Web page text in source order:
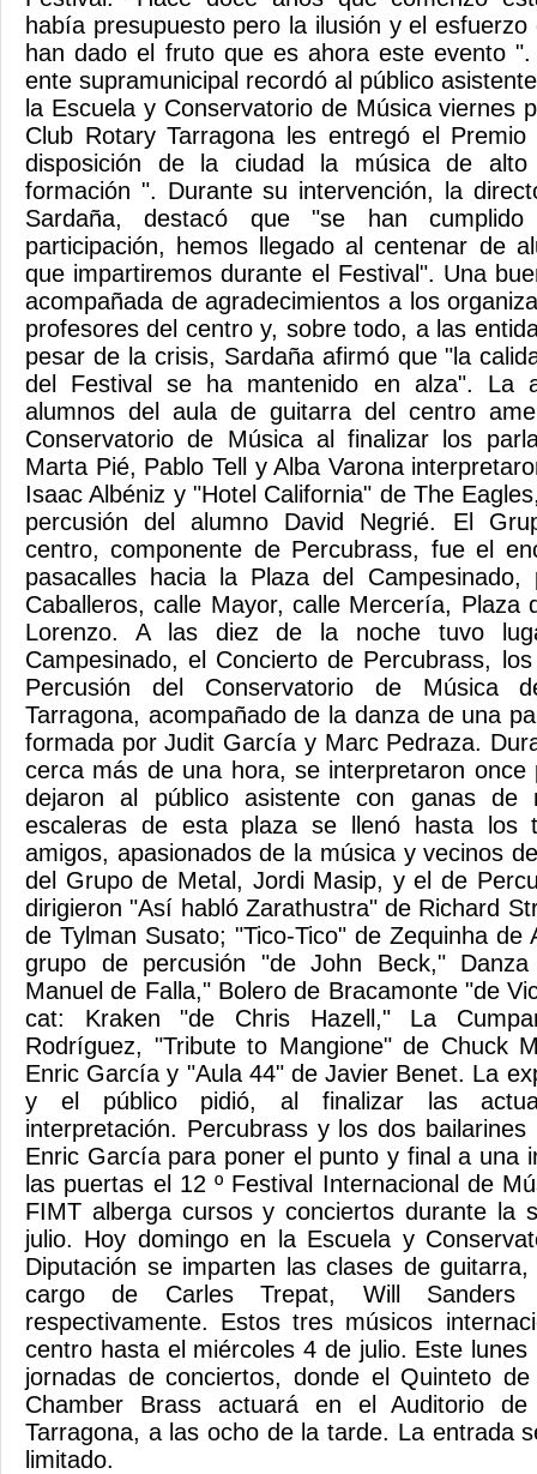
había presupuesto pero la ilusión y el
han dado el fruto que es ahora este evento
ente supramunicipal recordó al público
la Escuela y Conservatorio de Música viernes
Club Rotary Tarragona les entregó el
disposición de la ciudad la música de
formación ". Durante su intervención, la
Sardaña, destacó que "se han
participación, hemos llegado al centenar de
que impartiremos durante el Festival". Una
acompañada de agradecimientos a los
profesores del centro y, sobre todo, a las
pesar de la crisis, Sardaña afirmó que "la
del Festival se ha mantenido en alza". La
alumnos del aula de guitarra del centro
Conservatorio de Música al finalizar los
Marta Pié, Pablo Tell y Alba Varona
Isaac Albéniz y "Hotel California" de The
percusión del alumno David Negrié. El
centro, componente de Percubrass, fue el
pasacalles hacia la Plaza del
Caballeros, calle Mayor, calle Mercería, Plaza
Lorenzo. A las diez de la noche tuvo
Campesinado, el Concierto de Percubrass,
Percusión del Conservatorio de Música
Tarragona, acompañado de la danza de una
formada por Judit García y Marc Pedraza.
cerca más de una hora, se interpretaron once
dejaron al público asistente con ganas de
escaleras de esta plaza se llenó hasta los
amigos, apasionados de la música y vecinos
del Grupo de Metal, Jordi Masip, y el de
dirigieron "Así habló Zarathustra" de Richard
de Tylman Susato; "Tico-Tico" de Zequinha de
grupo de percusión "de John Beck,"
Manuel de Falla," Bolero de Bracamonte "de
cat: Kraken "de Chris Hazell," La
Rodríguez, "Tribute to Mangione" de Chuck
Enric García y "Aula 44" de Javier Benet. La
y el público pidió, al finalizar las
interpretación. Percubrass y los dos bailarines
Enric García para poner el punto y final a una
las puertas el 12 º Festival Internacional de
FIMT alberga cursos y conciertos durante la
julio. Hoy domingo en la Escuela y
Diputación se imparten las clases de
cargo de Carles Trepat, Will Sanders
respectivamente. Estos tres músicos
centro hasta el miércoles 4 de julio. Este lunes
jornadas de conciertos, donde el Quinteto
Chamber Brass actuará en el Auditorio
Tarragona, a las ocho de la tarde. La entrada
limitado.